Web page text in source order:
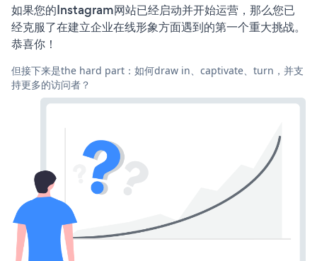
如果您的Instagram网站已经启动并开始运营，那么您已
经克服了在建立企业在线形象方面遇到的第一个重大挑战。
恭喜你！
但接下来是the hard part：如何draw in、captivate、turn，并支
持更多的访问者？